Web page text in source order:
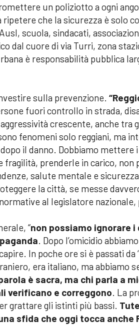
un poliziotto a ogni
ripetere che la sicurezza è solo
scuola, sindacati,
dal cuore di via Turri, zona
è responsabilità pubblica
sulla prevenzione.
fuori controllo in strada,
crescente, anche tra
fenomeni solo reggiani, ma
il danno. Dobbiamo mettere
prenderle in carico, non
salute mentale e
la città, se messe
al legislatore nazionale,
“non possiamo ignorare i
. Dopo l’omicidio
In poche ore si è passati da
era italiano, ma abbiamo
è sacra, ma chi parla a
verificano e correggono. La
grattare gli istinti più bassi.
sfida che oggi tocca anche